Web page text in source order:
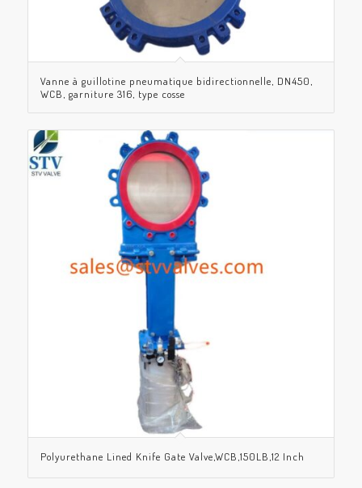
Vanne à guillotine pneumatique bidirectionnelle, DN450,
WCB, garniture 316, type cosse
Polyurethane Lined Knife Gate Valve,WCB,150LB,12 Inch